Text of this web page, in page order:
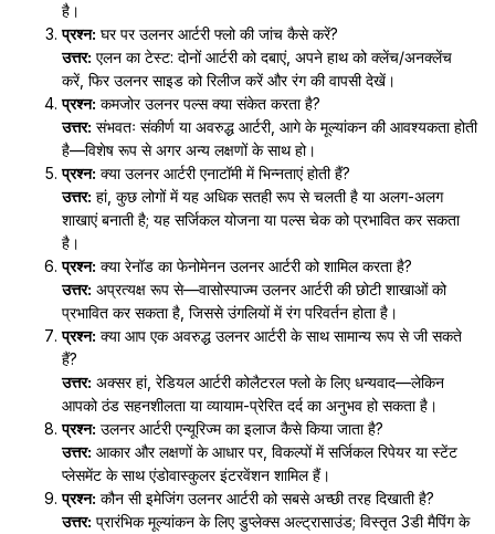
है।
प्रश्न: घर पर उलनर आर्टरी फ्लो की जांच कैसे करें?
उत्तर: एलन का टेस्ट: दोनों आर्टरी को दबाएं, अपने हाथ को क्लेंच/अनक्लेंच
करें, फिर उलनर साइड को रिलीज करें और रंग की वापसी देखें।
प्रश्न: कमजोर उलनर पल्स क्या संकेत करता है?
उत्तर: संभवतः संकीर्ण या अवरुद्ध आर्टरी, आगे के मूल्यांकन की आवश्यकता होती
है—विशेष रूप से अगर अन्य लक्षणों के साथ हो।
प्रश्न: क्या उलनर आर्टरी एनाटॉमी में भिन्नताएं होती हैं?
उत्तर: हां, कुछ लोगों में यह अधिक सतही रूप से चलती है या अलग-अलग
शाखाएं बनाती है; यह सर्जिकल योजना या पल्स चेक को प्रभावित कर सकता
है।
प्रश्न: क्या रेनॉड का फेनोमेनन उलनर आर्टरी को शामिल करता है?
उत्तर: अप्रत्यक्ष रूप से—वासोस्पाज्म उलनर आर्टरी की छोटी शाखाओं को
प्रभावित कर सकता है, जिससे उंगलियों में रंग परिवर्तन होता है।
प्रश्न: क्या आप एक अवरुद्ध उलनर आर्टरी के साथ सामान्य रूप से जी सकते
हैं?
उत्तर: अक्सर हां, रेडियल आर्टरी कोलैटरल फ्लो के लिए धन्यवाद—लेकिन
आपको ठंड सहनशीलता या व्यायाम-प्रेरित दर्द का अनुभव हो सकता है।
प्रश्न: उलनर आर्टरी एन्यूरिज्म का इलाज कैसे किया जाता है?
उत्तर: आकार और लक्षणों के आधार पर, विकल्पों में सर्जिकल रिपेयर या स्टेंट
प्लेसमेंट के साथ एंडोवास्कुलर इंटरवेंशन शामिल हैं।
प्रश्न: कौन सी इमेजिंग उलनर आर्टरी को सबसे अच्छी तरह दिखाती है?
उत्तर: प्रारंभिक मूल्यांकन के लिए डुप्लेक्स अल्ट्रासाउंड; विस्तृत 3डी मैपिंग के